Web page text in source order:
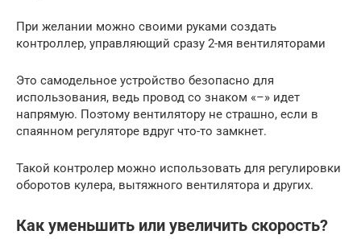
При желании можно своими руками создать
контроллер, управляющий сразу 2-мя вентиляторами
Это самодельное устройство безопасно для
использования, ведь провод со знаком «–» идет
напрямую. Поэтому вентилятору не страшно, если в
спаянном регуляторе вдруг что-то замкнет.
Такой контролер можно использовать для регулировки
оборотов кулера, вытяжного вентилятора и других.
Как уменьшить или увеличить скорость?